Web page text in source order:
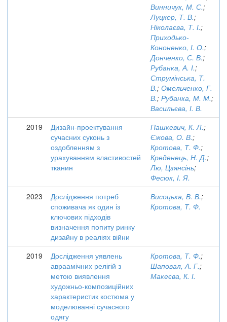
Винничук, М. С.;
Луцкер, Т. В.;
Ніколаєва, Т. І.;
Приходько-
Кононенко, І. О.;
Донченко, С. В.;
Рубанка, А. І.;
Струмінська, Т.
В.; Омельченко, Г.
В.; Рубанка, М. М.;
Васильєва, І. В.
2019
Дизайн-проектування
сучасних суконь з
оздобленням з
урахуванням властивостей
тканин
Пашкевич, К. Л.;
Єжова, О. В.;
Кротова, Т. Ф.;
Креденець, Н. Д.;
Лю, Цзянсінь;
Фесюк, І. Я.
2023
Дослідження потреб
споживача як один із
ключових підходів
визначення попиту ринку
дизайну в реаліях війни
Висоцька, В. В.;
Кротова, Т. Ф.
2019
Дослідження уявлень
авраамічних релігій з
метою виявлення
художньо-композиційних
характеристик костюма у
моделюванні сучасного
одягу
Кротова, Т. Ф.;
Шаповал, А. Г.;
Макеєва, К. І.